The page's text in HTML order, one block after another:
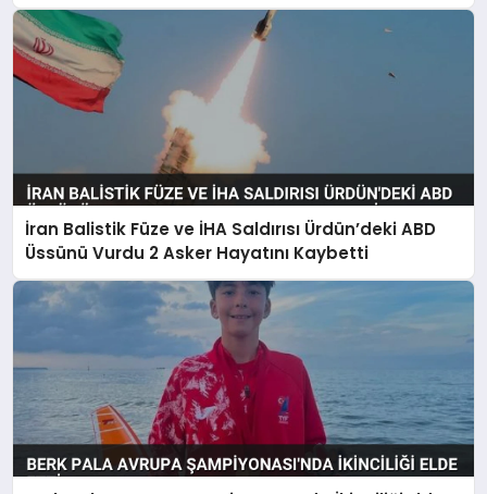
İran Balistik Füze ve İHA Saldırısı Ürdün’deki ABD
Üssünü Vurdu 2 Asker Hayatını Kaybetti